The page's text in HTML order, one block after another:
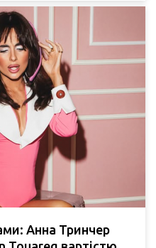
Анна Тринчер